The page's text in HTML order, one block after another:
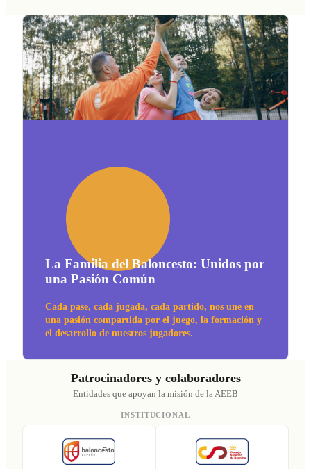
La Familia del Baloncesto: Unidos por
una Pasión Común
una pasión compartida por el juego, la formación y
el desarrollo de nuestros jugadores.
Patrocinadores y colaboradores
Entidades que apoyan la misión de la AEEB